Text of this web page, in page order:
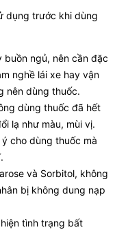
dụng trước khi dùng
ngủ, nên cần đặc
nghề lái xe hay vận
nên dùng thuốc.
dùng thuốc đã hết
lạ như màu, mùi vị.
cho dùng thuốc mà
và Sorbitol, không
bị không dung nạp
tình trạng bất